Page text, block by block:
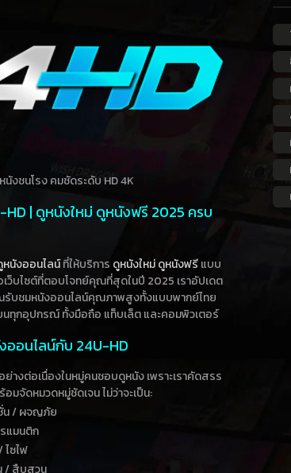
งชนโรง คมชัดระดับ HD 4K
| ดูหนังใหม่ ดูหนังฟรี 2025 ครบ
หนังออนไลน์ที่ให้บริการ ดูหนังใหม่ดูหนังฟรีแบบ
เว็บไซต์ที่ตอบโจทย์คุณที่สุดในปี 2025 เราอัปเดต
รับชมหนังออนไลน์คุณภาพสูงทั้งแบบพากย์ไทย
นทุกอุปกรณ์ ทั้งมือถือ แท็บเล็ต และคอมพิวเตอร์
ออนไลน์กับ 24U-HD
างต่อเนื่องในหมู่คนชอบดูหนัง เพราะเราคัดสรร
จัดหมวดหมู่ชัดเจน ไม่ว่าจะเป็น:
น / ผจญภัย
แมนติก
ไซไฟ
/ สืบสวน